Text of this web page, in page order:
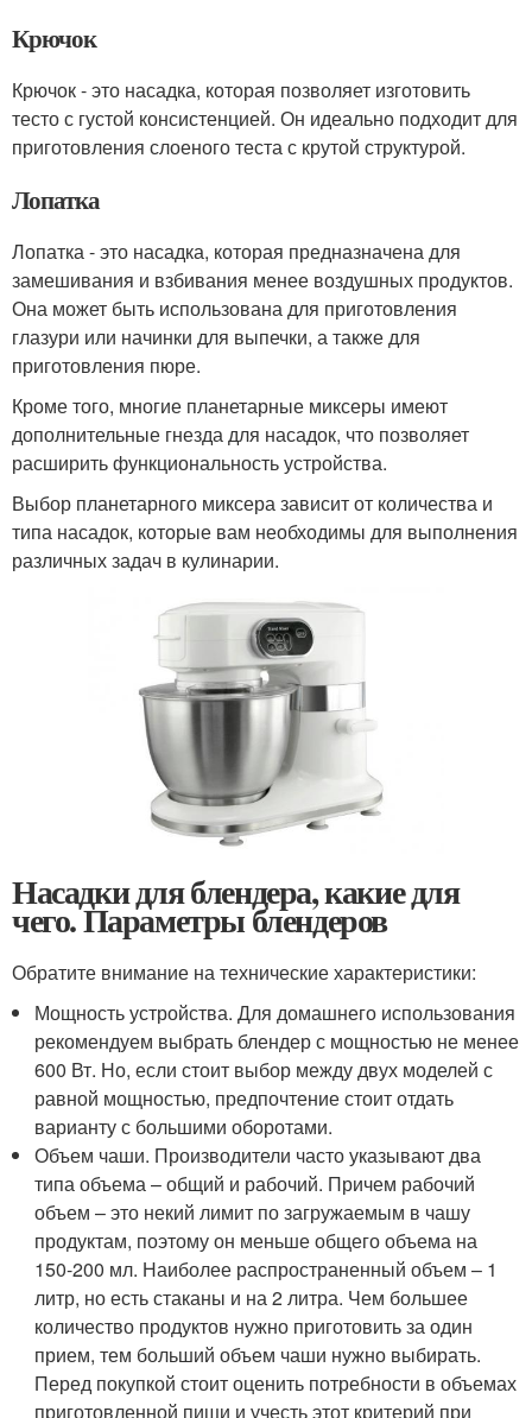
Крючок
Крючок - это насадка, которая позволяет изготовить
тесто с густой консистенцией. Он идеально подходит для
приготовления слоеного теста с крутой структурой.
Лопатка
Лопатка - это насадка, которая предназначена для
замешивания и взбивания менее воздушных продуктов.
Она может быть использована для приготовления
глазури или начинки для выпечки, а также для
приготовления пюре.
Кроме того, многие планетарные миксеры имеют
дополнительные гнезда для насадок, что позволяет
расширить функциональность устройства.
Выбор планетарного миксера зависит от количества и
типа насадок, которые вам необходимы для выполнения
различных задач в кулинарии.
Насадки для блендера, какие для
чего. Параметры блендеров
Обратите внимание на технические характеристики:
Мощность устройства. Для домашнего использования
рекомендуем выбрать блендер с мощностью не менее
600 Вт. Но, если стоит выбор между двух моделей с
равной мощностью, предпочтение стоит отдать
варианту с большими оборотами.
Объем чаши. Производители часто указывают два
типа объема – общий и рабочий. Причем рабочий
объем – это некий лимит по загружаемым в чашу
продуктам, поэтому он меньше общего объема на
150-200 мл. Наиболее распространенный объем – 1
литр, но есть стаканы и на 2 литра. Чем большее
количество продуктов нужно приготовить за один
прием, тем больший объем чаши нужно выбирать.
Перед покупкой стоит оценить потребности в объемах
приготовленной пищи и учесть этот критерий при